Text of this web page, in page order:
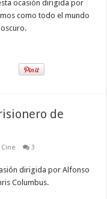
ocasión dirigida por
como todo el mundo
de
3
dirigida por Alfonso
Columbus.